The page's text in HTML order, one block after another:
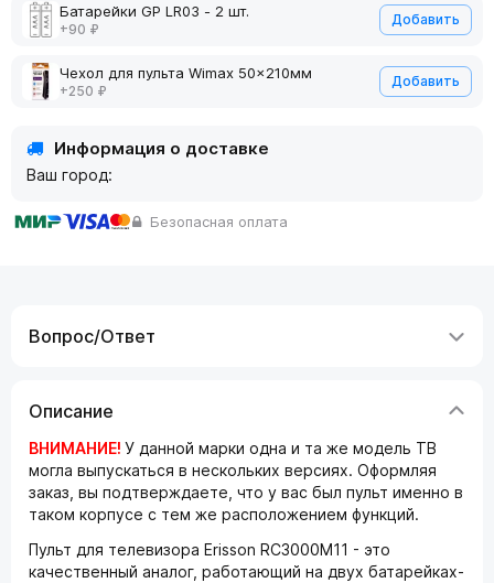
Батарейки GP LR03 - 2 шт.
+90 ₽
Добавить
Чехол для пульта Wimax 50x210мм
+250 ₽
Добавить
Информация о доставке
Ваш город:
Безопасная оплата
Вопрос/Ответ
Описание
ВНИМАНИЕ! У данной марки одна и та же модель ТВ
могла выпускаться в нескольких версиях. Оформляя
заказ, вы подтверждаете, что у вас был пульт именно в
таком корпусе с тем же расположением функций.
Пульт для телевизора Erisson RC3000M11 - это
качественный аналог, работающий на двух батарейках-